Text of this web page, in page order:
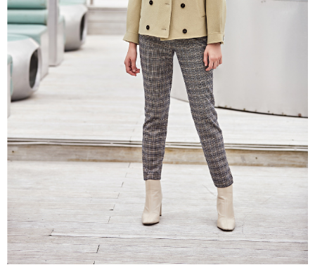
１．透過由恩沛科技股份有限公司提供之「AFTEE先享後付」服務完成之交
易，需依本服務之必要範圍內提供個人資料，並將交易相關給付款項請求債
權轉讓予恩沛科技股份有限公司。
２．關於個人資料處理事宜，請瀏覽以下網址：
https://aftee.tw/terms/#terms3
３．未成年的使用者請事先徵得法定代理人或監護人之同意方可使用
「AFTEE先享後付」，若未經同意申辦者引起之損失，本公司不負相關責
任。
４．使用「AFTEE先享後付」時，將依據個別帳號之用戶狀況，依本公司即
時審查核予不同之上限額度；若仍有額度不足之情形，本公司將視審查結果
５．嚴禁一人註冊多個帳號或使用他人資訊註冊。若發現惡意使用之情形，
恩沛科技股份有限公司將有權停止該用戶之使用額度並採取法律行動。
付款後7-11取貨
每筆NT$120，滿NT$2,500(含以上)免運費
每筆NT$120，滿NT$2,500(含以上)免運費
宅配離島
每筆NT$120，滿NT$2,500(含以上)免運費
付款後門市自取
免運費
海外配送 查看運費